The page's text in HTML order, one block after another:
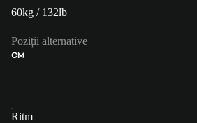
60kg / 132lb
Poziții alternative
CM
Ritm